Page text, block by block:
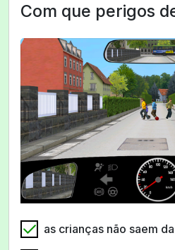
Com que perigos
as crianças não saem